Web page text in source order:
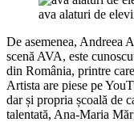
ava alaturi de
De asemenea, Andreea
scenă AVA, este
din România, printre
Artista are piese pe
dar și propria școală de
talentată, Ana-Maria